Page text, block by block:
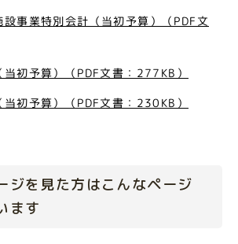
事業特別会計（当初予算）（PDF文
初予算）（PDF文書：277KB）
初予算）（PDF文書：230KB）
ジを見た方はこんなページ
ます